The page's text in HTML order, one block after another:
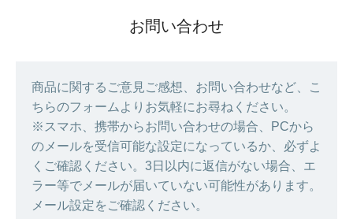
お問い合わせ
商品に関するご意見ご感想、お問い合わせなど、こ
ちらのフォームよりお気軽にお尋ねください。
※スマホ、携帯からお問い合わせの場合、PCから
のメールを受信可能な設定になっているか、必ずよ
くご確認ください。3日以内に返信がない場合、エ
ラー等でメールが届いていない可能性があります。
メール設定をご確認ください。